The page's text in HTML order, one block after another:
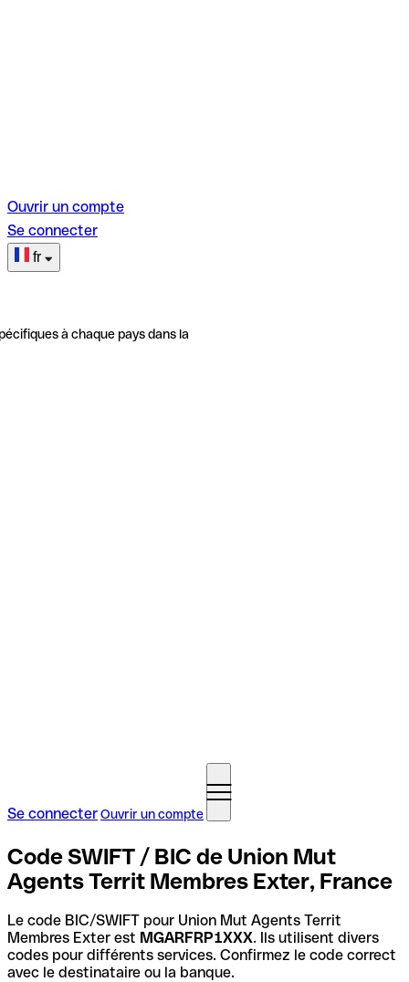
Ouvrir un compte
Se connecter
fr
à chaque pays dans la
Se connecterOuvrir un compte
Code SWIFT / BIC de Union Mut
Agents Territ Membres Exter, France
Le code BIC/SWIFT pour Union Mut Agents Territ
Membres Exter est MGARFRP1XXX. Ils utilisent divers
codes pour différents services. Confirmez le code correct
avec le destinataire ou la banque.